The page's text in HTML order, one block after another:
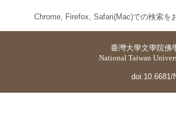
Chrome, Firefox, Safari(Mac)での検索を
臺灣大學文學院佛
National Taiwan
doi:10.6681/